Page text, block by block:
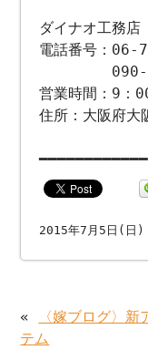
ダイナオ工務店
電話番号：06-
090-6976-
営業時間：9：
住所：大阪府
2015年7月5日(日)
«
〈嫁ブログ〉新
テム